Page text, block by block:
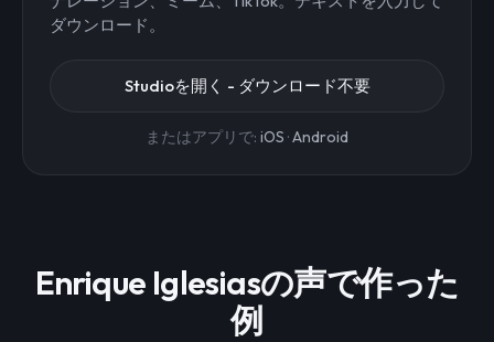
ダウンロード。
Studioを開く - ダウンロード不要
またはアプリで: iOS ·Android
Enrique Iglesiasの声で作った
例